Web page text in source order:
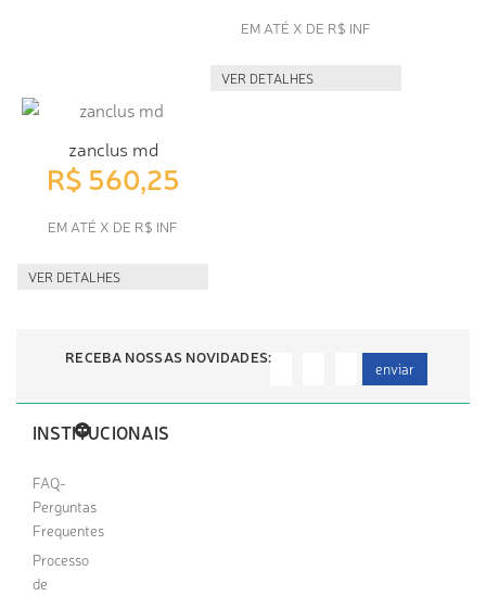
EM ATÉ X DE R$ INF
VER DETALHES
zanclus md
R$ 560,25
EM ATÉ X DE R$ INF
VER DETALHES
RECEBA NOSSAS NOVIDADES:
enviar
INSTITUCIONAIS
FAQ-
Perguntas
Frequentes
Processo
de